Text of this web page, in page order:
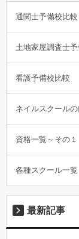
通関士予備校比
土地家屋調査士
看護予備校比較
ネイルスクール
資格一覧～その１
各種スクール一覧
最新記事